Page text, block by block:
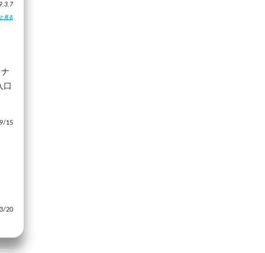
見る
口
15
20